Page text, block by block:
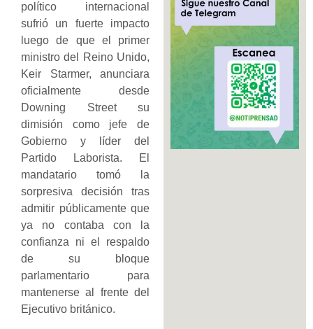
político internacional
sufrió un fuerte impacto
luego de que el primer
ministro del Reino Unido,
Keir Starmer, anunciara
oficialmente desde
Downing Street su
dimisión como jefe de
Gobierno y líder del
Partido Laborista. El
mandatario tomó la
sorpresiva decisión tras
admitir públicamente que
ya no contaba con la
confianza ni el respaldo
de su bloque
parlamentario para
mantenerse al frente del
Ejecutivo británico.